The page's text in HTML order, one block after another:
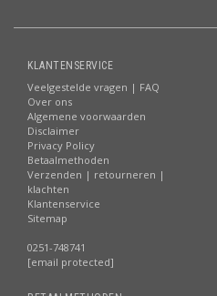
KLANTENSERVICE
Veelgestelde vragen | FAQ
Over ons
Algemene voorwaarden
Disclaimer
Privacy Policy
Betaalmethoden
Verzenden | retourneren |
klachten
Klantenservice
Sitemap
0251-748741
[email protected]